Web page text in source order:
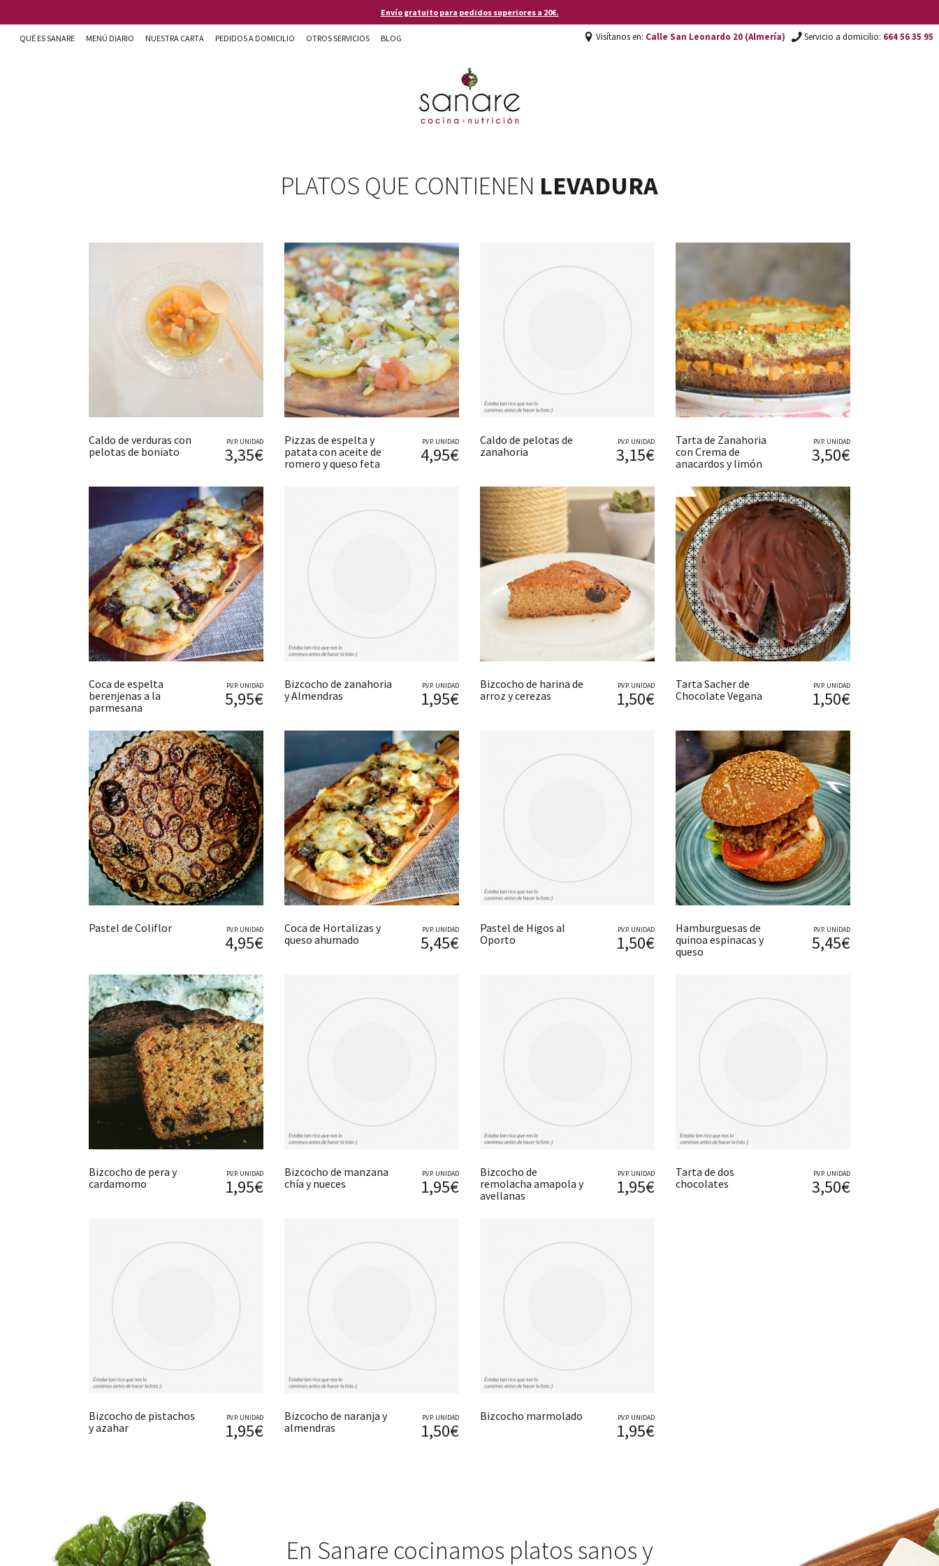
Envío gratuito para pedidos superiores a 20€.
QUÉ ES SANARE MENÚ DIARIO NUESTRA CARTA PEDIDOS A DOMICILIO OTROS SERVICIOS BLOG Visítanos en: Calle San Leonardo 20 (Almería) Servicio a domicilio: 664 56 35 95
PLATOS QUE CONTIENEN LEVADURA
Caldo de verduras con
pelotas de boniato
P.V.P. UNIDAD
3,35€
Pizzas de espelta y
patata con aceite de
romero y queso feta
P.V.P. UNIDAD
4,95€
Caldo de pelotas de
zanahoria
P.V.P. UNIDAD
3,15€
Tarta de Zanahoria
con Crema de
anacardos y limón
P.V.P. UNIDAD
3,50€
Coca de espelta
berenjenas a la
parmesana
P.V.P. UNIDAD
5,95€
Bizcocho de zanahoria
y Almendras
P.V.P. UNIDAD
1,95€
Bizcocho de harina de
arroz y cerezas
P.V.P. UNIDAD
1,50€
Tarta Sacher de
Chocolate Vegana
P.V.P. UNIDAD
1,50€
Pastel de Coliflor P.V.P. UNIDAD
4,95€
Coca de Hortalizas y
queso ahumado
P.V.P. UNIDAD
5,45€
Pastel de Higos al
Oporto
P.V.P. UNIDAD
1,50€
Hamburguesas de
quinoa espinacas y
queso
P.V.P. UNIDAD
5,45€
Bizcocho de pera y
cardamomo
P.V.P. UNIDAD
1,95€
Bizcocho de manzana
chía y nueces
P.V.P. UNIDAD
1,95€
Bizcocho de
remolacha amapola y
avellanas
P.V.P. UNIDAD
1,95€
Tarta de dos
chocolates
P.V.P. UNIDAD
3,50€
Bizcocho de pistachos
y azahar
P.V.P. UNIDAD
1,95€
Bizcocho de naranja y
almendras
P.V.P. UNIDAD
1,50€
Bizcocho marmolado P.V.P. UNIDAD
1,95€
En Sanare cocinamos platos sanos y